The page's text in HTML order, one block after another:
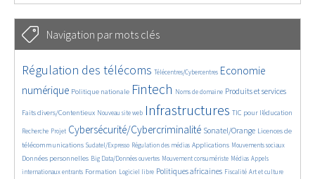
Navigation par mots clés
4641/5761
Régulation des télécoms
402/5761 Télécentres/Cybercentres
3690/5761
Economie
numérique
1904/5761 Politique nationale
5305/5761 Fintech
699/5761 Noms de domaine
2381/5761 Produits et services
1555/5761
Faits divers/Contentieux Nouveau site web Infrastructures TIC pour l’éducation
Recherche
247/5761Projet
3722/5761 Cybersécurité/Cybercriminalité
2311/5761 Sonatel/Orange
1652/5761
Licences de
télécommunications
297/5761 Sudatel/Expresso
1045/5761 Régulation des médias
1534/5761 Applications
1220/5761 Mouvements sociaux
1726/5761
Données personnelles
148/5761 Big Data/Données ouvertes
637/5761 Mouvement consumériste
367/5761 Médias
657/5761
Appels
internationaux entrants
1748/5761 Formation
115/5761 Logiciel libre
2458/5761 Politiques africaines
1096/5761 Fiscalité
174/5761 Art et culture
597/5761